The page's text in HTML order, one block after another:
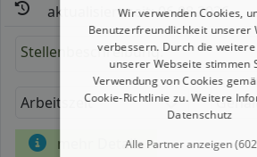
aktualisiert seit: 06.08.2026
Stellenbeschreibung:
Arbeitszeit
mehr Details
Wir verwenden Cookies,
Benutzerfreundlichkeit unserer
verbessern. Durch die
unserer Webseite stimmen
Verwendung von Cookies
Cookie-Richtlinie zu.Weitere
Datenschutz
Alle Partner anzeigen